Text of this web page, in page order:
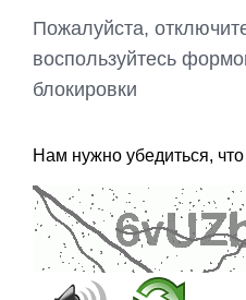
Пожалуйста,
воспользуйтесь
блокировки
Нам нужно убедиться,